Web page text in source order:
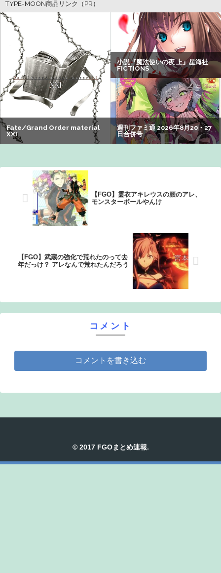
26/08/02のニュース
【警告】社会人「スムージーにキウイ皮ごと入れよ。これ
美容にいいんだよね〜」→ 結果…
【画像】瀬戸環奈（セトカン）さん、ティファのコスプレ
でシコらせにくるｗｗｗ：26/08/01のニュース
【悲報】映画館の客、ほぼバイオテロレベルのやらかしで
観客が避難する事態にｗｗｗｗ
【速報】熊本イオンモール、爆発の原因は『これ』の可能
性
友達って感じで性的な目では見れないｗ」←これｗｗｗ
ｗ：26/08/06のニュース
【FGO】霊衣アキレウスの腰のアレ、
モンスターボールやんけ
【FGO】武蔵の強化で荒れたのって去
年だっけ？ アレなんで荒れたんだろう
コメント
コメントを書き込む
© 2017 FGOまとめ速報.